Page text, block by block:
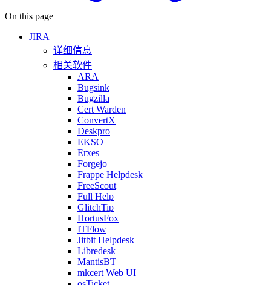
On this page
JIRA
详细信息
相关软件
ARA
Bugsink
Bugzilla
Cert Warden
ConvertX
Deskpro
EKSO
Erxes
Forgejo
Frappe Helpdesk
FreeScout
Full Help
GlitchTip
HortusFox
ITFlow
Jitbit Helpdesk
Libredesk
MantisBT
mkcert Web UI